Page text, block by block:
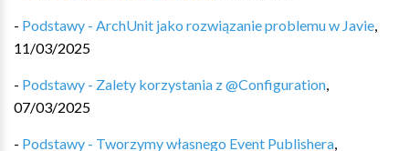
- Podstawy - ArchUnit jako rozwiązanie problemu w Javie,
11/03/2025
- Podstawy - Zalety korzystania z @Configuration,
07/03/2025
- Podstawy - Tworzymy własnego Event Publishera,